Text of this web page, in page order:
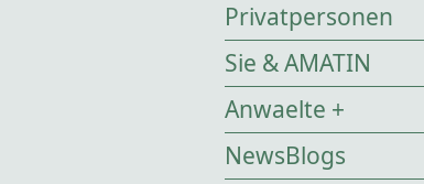
Privatpersonen
Sie & AMATIN
Anwaelte +
NewsBlogs